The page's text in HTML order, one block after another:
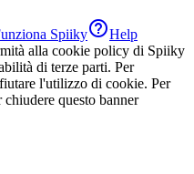
SpiikyHelp
alla cookie policy di Spiiky
di terze parti. Per
l'utilizzo di cookie. Per
chiudere questo banner